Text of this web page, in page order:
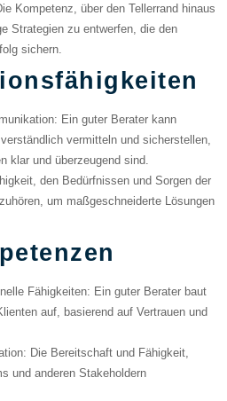
Kompetenz, über den Tellerrand hinaus
Strategien zu entwerfen, die den
sichern.
: Ein guter Berater kann
vermitteln und sicherstellen,
klar und überzeugend sind.
den Bedürfnissen und Sorgen der
um maßgeschneiderte Lösungen
Fähigkeiten: Ein guter Berater baut
auf, basierend auf Vertrauen und
: Die Bereitschaft und Fähigkeit,
und anderen Stakeholdern